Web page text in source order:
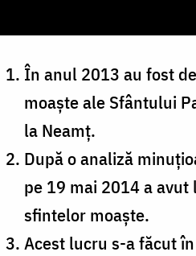
În anul 2013 au fost
moaște ale Sfântului
la Neamț.
După o analiză
pe 19 mai 2014 a
sfintelor moaște.
Acest lucru s-a făcut